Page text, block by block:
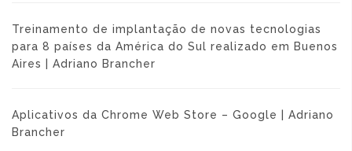
Treinamento de implantação de novas tecnologias
para 8 países da América do Sul realizado em Buenos
Aires | Adriano Brancher
Aplicativos da Chrome Web Store – Google | Adriano
Brancher